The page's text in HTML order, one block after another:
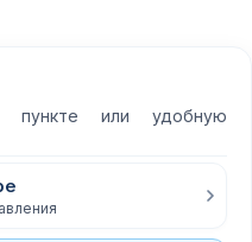
или удобную